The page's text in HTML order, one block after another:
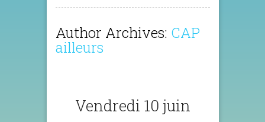
Author Archives: CAP
ailleurs
Vendredi 10 juin